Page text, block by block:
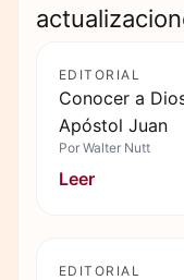
EDITORIAL
Conocer a
Apóstol Juan
Por Walter Nutt
Leer
EDITORIAL